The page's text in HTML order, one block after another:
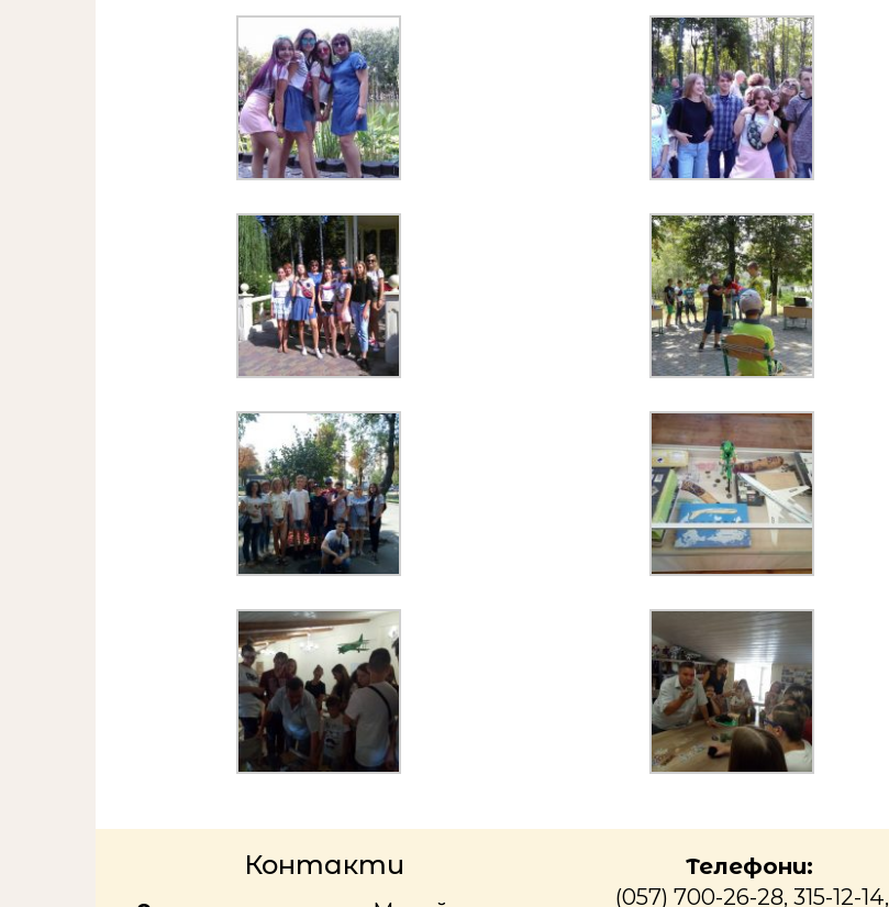
Контакти
Телефони:
(057) 700-26-28, 315-12-14,